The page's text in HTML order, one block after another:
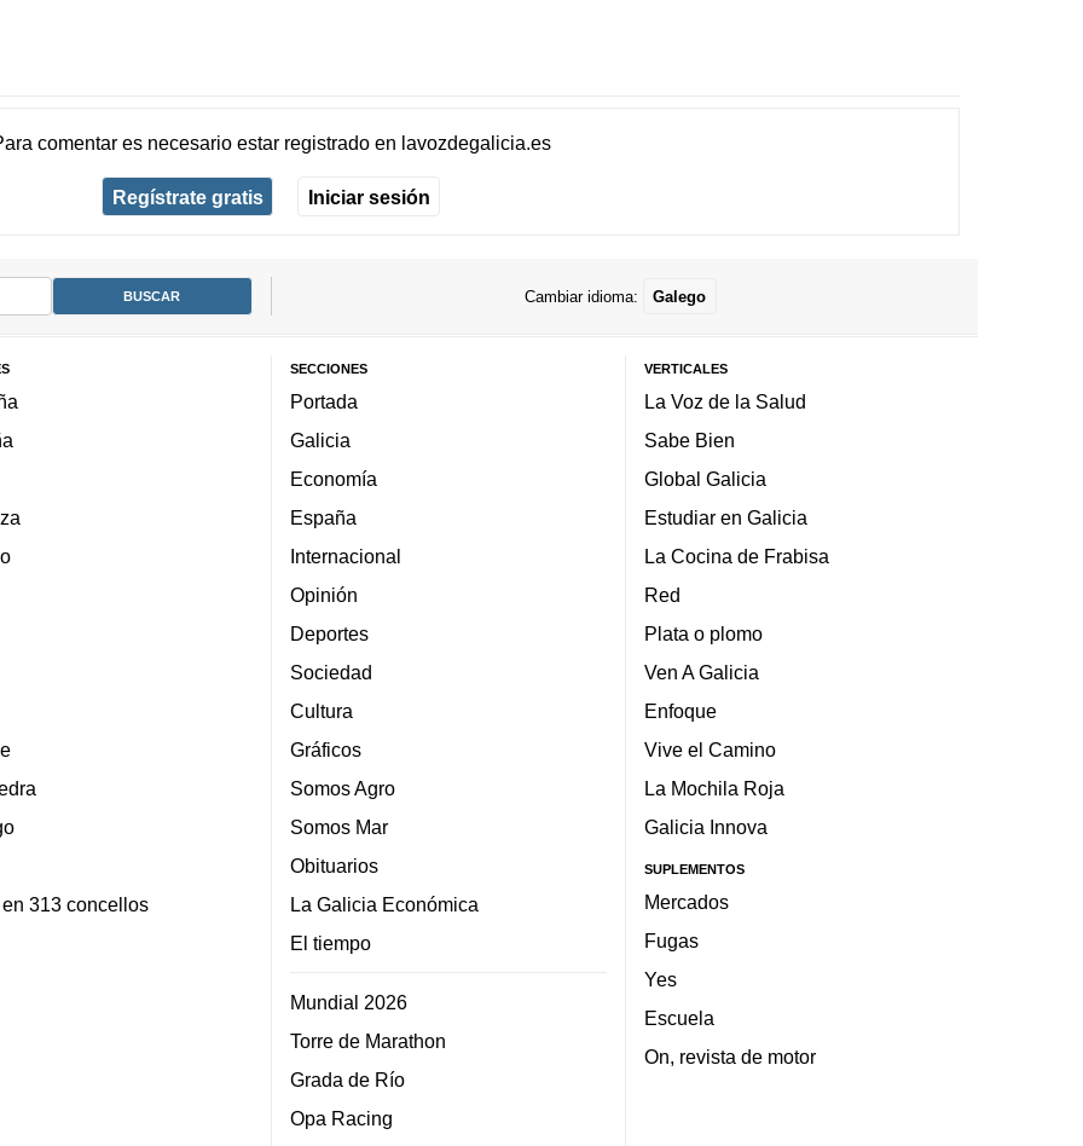
comentar es necesario estar registradoen lavozdegalicia.es
Regístrate gratis Iniciar sesión
Cambiar idioma: Galego
313 concellos
SECCIONES
Portada
Galicia
Economía
España
Internacional
Opinión
Deportes
Sociedad
Cultura
Gráficos
Somos Agro
Somos Mar
Obituarios
La Galicia Económica
El tiempo
Mundial 2026
Torre de Marathon
Grada de Río
Opa Racing
VERTICALES
La Voz de la Salud
Sabe Bien
Global Galicia
Estudiar en Galicia
La Cocina de Frabisa
Red
Plata o plomo
Ven A Galicia
Enfoque
Vive el Camino
La Mochila Roja
Galicia Innova
SUPLEMENTOS
Mercados
Fugas
Yes
Escuela
On, revista de motor